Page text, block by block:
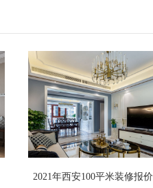
2021年西安100平米装修报价